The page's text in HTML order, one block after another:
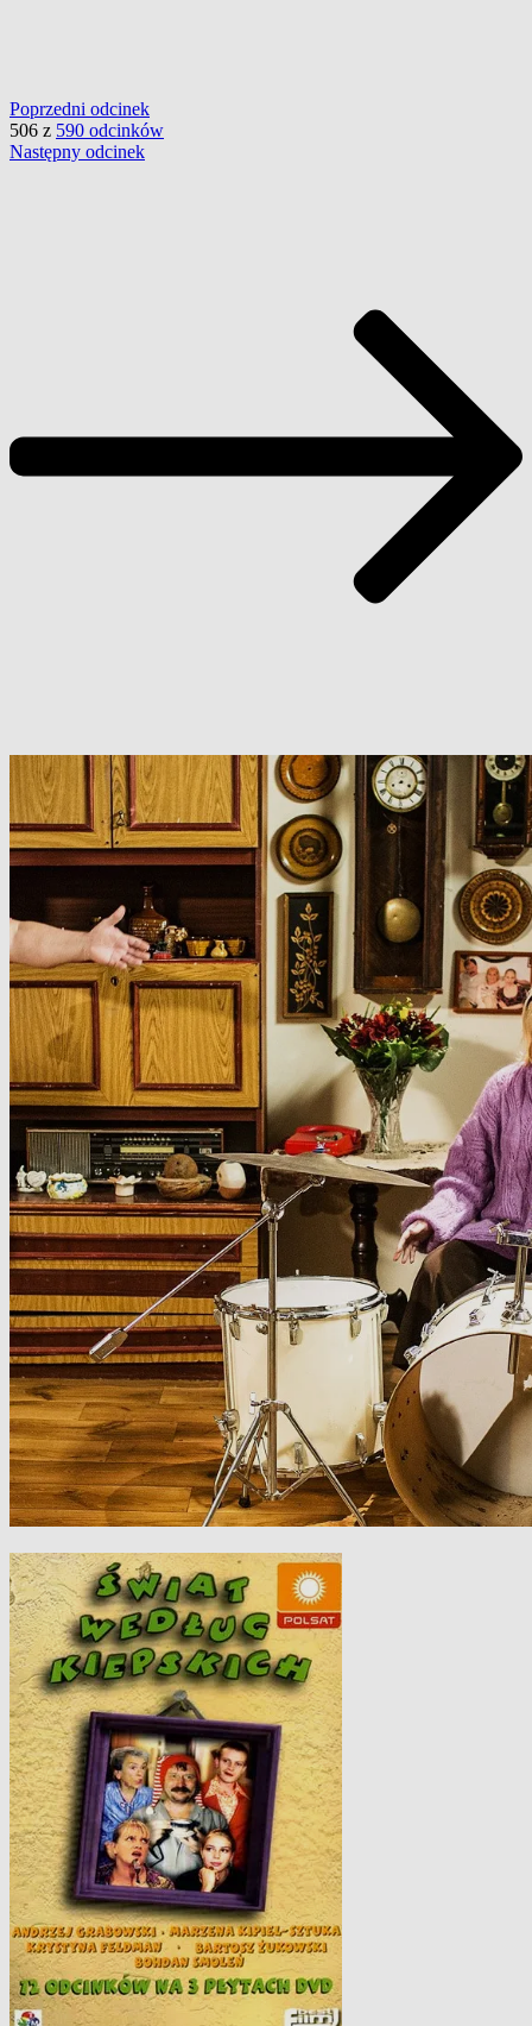
Poprzedni odcinek
506 z 590 odcinków
Następny odcinek